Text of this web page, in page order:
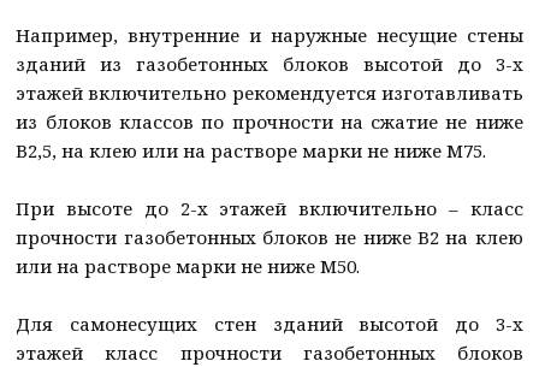
Например, внутренние и наружные несущие стены
зданий из газобетонных блоков высотой до 3-х
этажей включительно рекомендуется изготавливать
из блоков классов по прочности на сжатие не ниже
В2,5, на клею или на растворе марки не ниже М75.
При высоте до 2-х этажей включительно – класс
прочности газобетонных блоков не ниже В2 на клею
или на растворе марки не ниже М50.
Для самонесущих стен зданий высотой до 3-х
этажей класс прочности газобетонных блоков